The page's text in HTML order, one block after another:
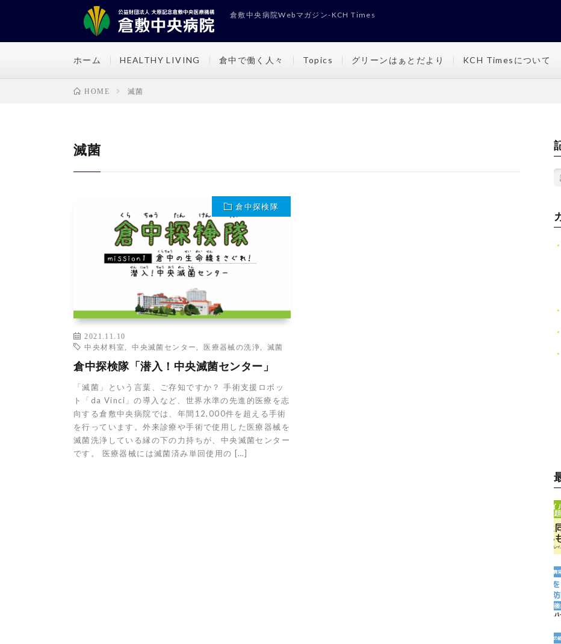
倉敷中央病院Webマガジン-KCH Times
ホーム HEALTHY LIVING 倉中で働く人々 Topics グリーンはぁとだより KCH Timesについて
HOME 滅菌
滅菌
倉中探検隊
2021.11.10
中央材料室
,中央滅菌センター 医療器械の洗浄 滅菌
倉中探検隊「潜入！中央滅菌センター」
「滅菌」という言葉、ご存知ですか？ 手術支援ロボッ
ト「da Vinci」の導入など、世界水準の先進的医療を志
向する倉敷中央病院では、年間12,000件を超える手術
を行っています。外来診療や手術で使用した医療器械を
滅菌洗浄している縁の下の力持ちが、中央滅菌センター
です。 医療器械には滅菌済み単回使用の […]